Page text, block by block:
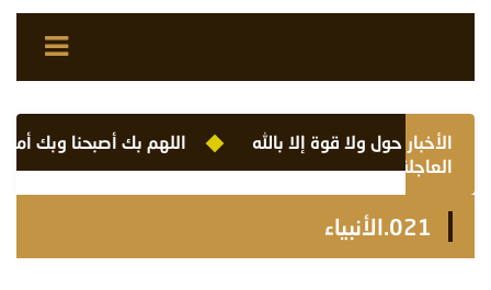
الأخبار
العاجلة
اللهم بك أصبحنا وبك أمسينا لا حول ولا قوة إلا بالله
021.الأنبياء